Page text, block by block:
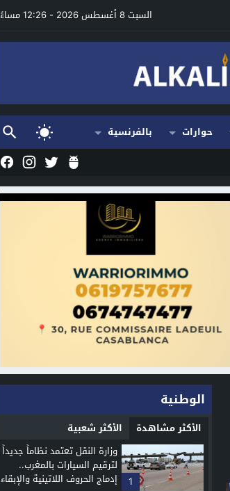
السبت 8 أغسطس 2026 - 12:26 مساءً
حوارات
بالفرنسية
الوطنية
الأكثر مشاهدة الأكثر شعبية
1
وزارة النقل تعتمد نظاماً جديداً
لترقيم السيارات بالمغرب..
إدماج الحروف اللاتينية والإبقاء